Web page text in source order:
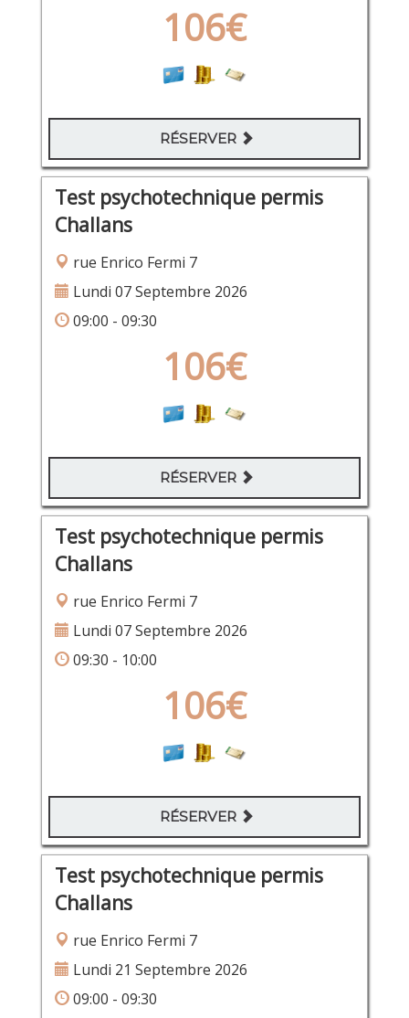
106€
RÉSERVER
Test psychotechnique permis
Challans
rue Enrico Fermi 7
Lundi 07 Septembre 2026
09:00 - 09:30
106€
RÉSERVER
Test psychotechnique permis
Challans
rue Enrico Fermi 7
Lundi 07 Septembre 2026
09:30 - 10:00
106€
RÉSERVER
Test psychotechnique permis
Challans
rue Enrico Fermi 7
Lundi 21 Septembre 2026
09:00 - 09:30